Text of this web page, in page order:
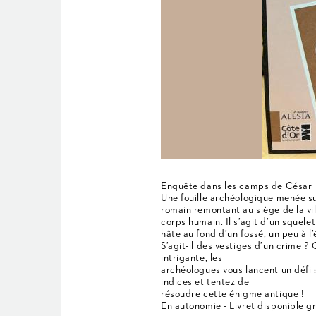
Enquête dans les camps de César
Une fouille archéologique menée
romain remontant au siège de la
corps humain. Il s’agit d’un
hâte au fond d’un fossé, un peu à
S’agit-il des vestiges d’un crime
intrigante, les
archéologues vous lancent un
indices et tentez de
résoudre cette énigme antique !
En autonomie - Livret disponible